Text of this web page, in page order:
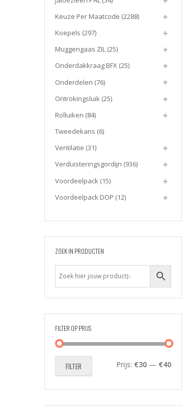
Keuze Per Maatcode (2288)
Koepels (297)
Muggengaas ZIL (25)
Onderdakkraag BFX (25)
Onderdelen (76)
Ontrokingsluik (25)
Rolluiken (84)
Tweedekans (6)
Ventilatie (31)
Verduisteringsgordijn (936)
Voordeelpack (15)
Voordeelpack DOP (12)
ZOEK IN PRODUCTEN
FILTER OP PRIJS
Min.
Max.
FILTER Prijs: €30 — €40